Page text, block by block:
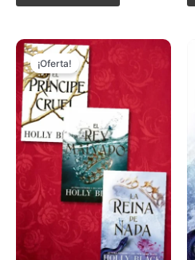
¡Oferta!
El
precio
original
era:
₲ 560.000.